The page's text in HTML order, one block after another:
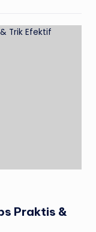
Praktis &